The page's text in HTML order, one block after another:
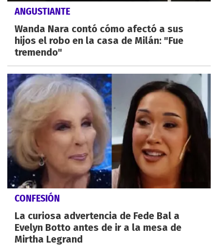
ANGUSTIANTE
Wanda Nara contó cómo afectó a sus
hijos el robo en la casa de Milán: "Fue
tremendo"
CONFESIÓN
La curiosa advertencia de Fede Bal a
Evelyn Botto antes de ir a la mesa de
Mirtha Legrand